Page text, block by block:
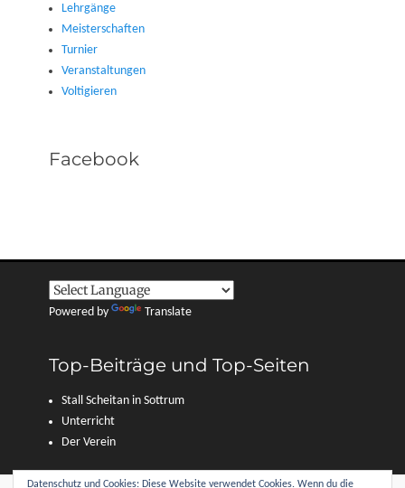
Lehrgänge
Meisterschaften
Turnier
Veranstaltungen
Voltigieren
Facebook
Powered by Translate
Top-Beiträge und Top-Seiten
Stall Scheitan in Sottrum
Unterricht
Der Verein
Datenschutz und Cookies: Diese Website verwendet Cookies. Wenn du die